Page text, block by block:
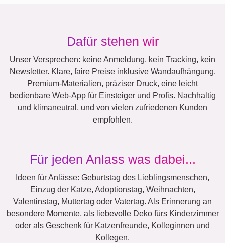
Dafür stehen wir
Unser Versprechen: keine Anmeldung, kein Tracking, kein
Newsletter. Klare, faire Preise inklusive Wandaufhängung.
Premium-Materialien, präziser Druck, eine leicht
bedienbare Web-App für Einsteiger und Profis. Nachhaltig
und klimaneutral, und von vielen zufriedenen Kunden
empfohlen.
Für jeden Anlass was dabei...
Ideen für Anlässe: Geburtstag des Lieblingsmenschen,
Einzug der Katze, Adoptionstag, Weihnachten,
Valentinstag, Muttertag oder Vatertag. Als Erinnerung an
besondere Momente, als liebevolle Deko fürs Kinderzimmer
oder als Geschenk für Katzenfreunde, Kolleginnen und
Kollegen.